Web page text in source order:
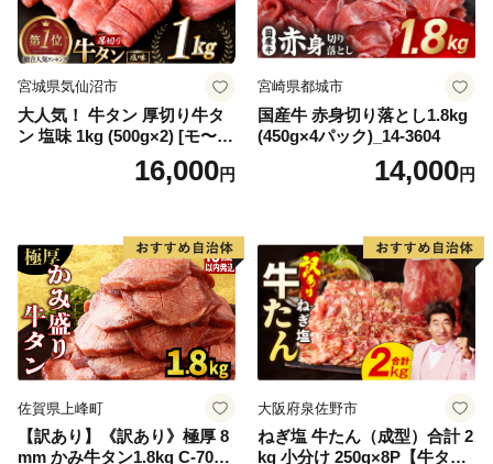
宮城県気仙沼市
大人気！ 牛タン 厚切り牛タ
ン 塩味 1kg (500g×2) [モ〜ラ
ンド 宮城県 気仙沼市 205646
60] 肉 牛肉 精肉 牛たん 牛タ
厚切り タン
16,000円
宮崎県都城市
国産牛 赤身切り落とし1.8kg
(450g×4パック)_14-3604
14,000円
佐賀県上峰町
【訳あり】《訳あり》極厚 8
mm かみ牛タン1.8kg C-709-
大阪府泉佐野市
ねぎ塩 牛たん（成型）合計 2
kg 小分け 250g×8P【牛タン